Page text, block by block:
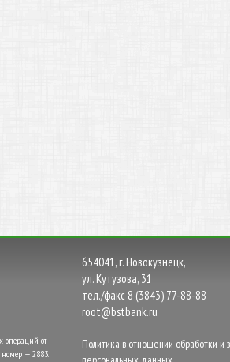
операций от
номер — 2883.
654041, г. Новокузнецк,
ул. Кутузова, 31
тел./факс 8 (3843) 77-88-88
root@bstbank.ru
Политика в отношении обработки и